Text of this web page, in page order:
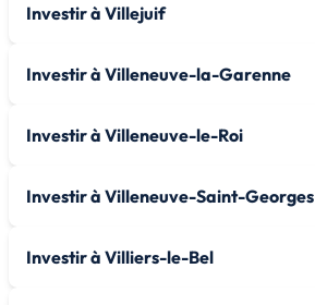
Investir à Villejuif
Investir à Villeneuve-la-Garenne
Investir à Villeneuve-le-Roi
Investir à Villeneuve-Saint-Georges
Investir à Villiers-le-Bel